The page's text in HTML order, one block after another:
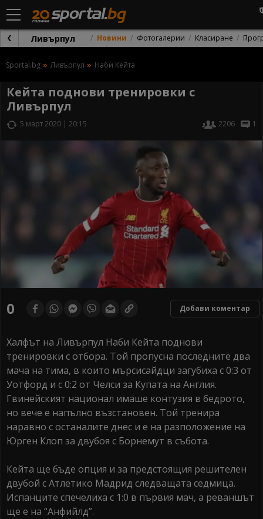
Ливърпул Новини Фотогалерии Класиране
Sportal.bg Ливърпул Наби Кейта
Кейта поднови тренировки с
Ливърпул
5 март 2020 | 20:15 2206 1
0 Добави коментар
Халфът на Ливърпул Наби Кейта поднови
тренировки с отбора. Той пропусна последните два
мача на тима, в които мърсисайдци загубиха с 0:3 от
Уотфорд и с 0:2 от Челси за Купата на Англия.
Гвинейският национал имаше контузия в бедрото,
но вече е напълно възстановен. Той тренира
наравно с останалите днес и е на разположение на
Юрген Клоп за двубоя с Борнемут в събота.
Кейта ще бъде опция и за предстоящия решителен
двубой с Атлетико Мадрид следващата седмица.
Испанците спечелиха с 1:0 в първия мач, а реваншът
ще е на “Анфийлд”.